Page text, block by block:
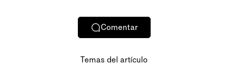
Comentar
Temas del artículo